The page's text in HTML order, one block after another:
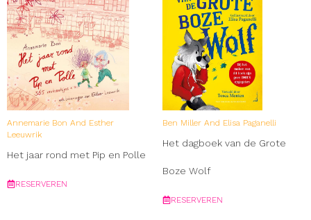
Annemarie Bon And Esther
Leeuwrik
Het jaar rond met Pip en Polle
RESERVEREN
Ben Miller And Elisa Paganelli
Het dagboek van de Grote
Boze Wolf
RESERVEREN